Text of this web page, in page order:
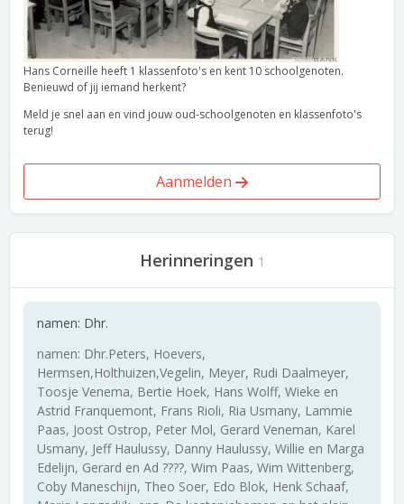
Hans Corneille heeft 1 klassenfoto's en kent 10 schoolgenoten.
Benieuwd of jij iemand herkent?
Meld je snel aan en vind jouw oud-schoolgenoten en klassenfoto's
terug!
Aanmelden
Herinneringen 1
namen: Dhr.
namen: Dhr.Peters, Hoevers,
Hermsen,Holthuizen,Vegelin, Meyer, Rudi Daalmeyer,
Toosje Venema, Bertie Hoek, Hans Wolff, Wieke en
Astrid Franquemont, Frans Rioli, Ria Usmany, Lammie
Paas, Joost Ostrop, Peter Mol, Gerard Veneman, Karel
Usmany, Jeff Haulussy, Danny Haulussy, Willie en Marga
Edelijn, Gerard en Ad ????, Wim Paas, Wim Wittenberg,
Coby Maneschijn, Theo Soer, Edo Blok, Henk Schaaf,